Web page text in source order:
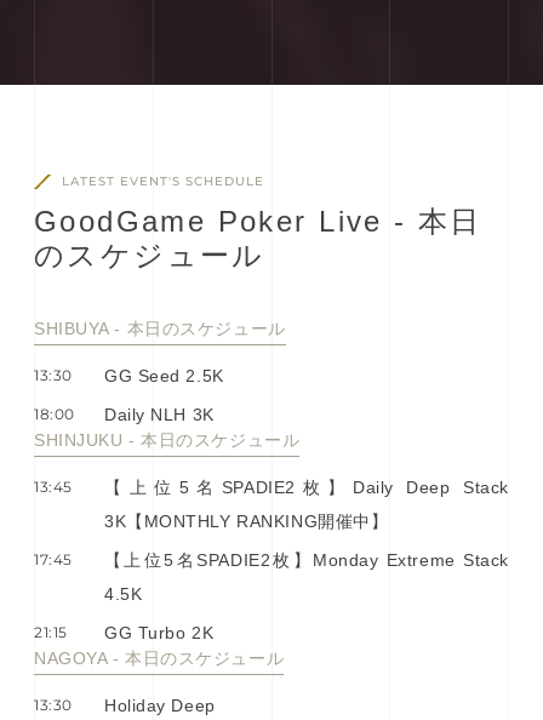
LATEST EVENT'S SCHEDULE
GoodGame Poker Live - 本 ⽇
の ス ケ ジ ュ ー ル
SHIBUYA - 本⽇のスケジュール
13:30 GG Seed 2.5K
18:00
Daily NLH 3K
SHINJUKU - 本⽇のスケジュール
13:45
【上位5名SPADIE2枚】Daily Deep Stack
3K【MONTHLY RANKING開催中】
17:45
【上位5名SPADIE2枚】Monday Extreme Stack
4.5K
21:15
GG Turbo 2K
NAGOYA - 本⽇のスケジュール
13:30 Holiday Deep